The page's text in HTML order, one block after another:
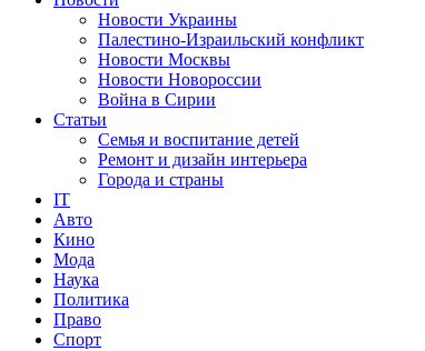
Новости Украины
Палестино-Израильский конфликт
Новости Москвы
Новости Новороссии
Война в Сирии
Статьи
Семья и воспитание детей
Ремонт и дизайн интерьера
Города и страны
IT
Авто
Кино
Мода
Наука
Политика
Право
Спорт